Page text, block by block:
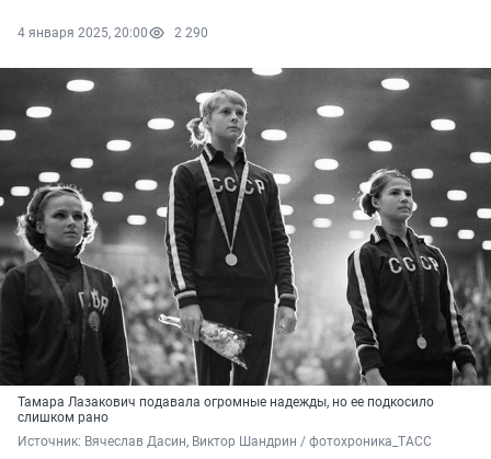
4 января 2025, 20:00 2 290
Тамара Лазакович подавала огромные надежды, но ее подкосило
слишком рано
Источник: Вячеслав Дасин, Виктор Шандрин / фотохроника_ТАСС